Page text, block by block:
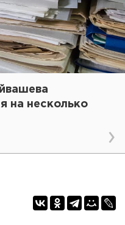
на несколько